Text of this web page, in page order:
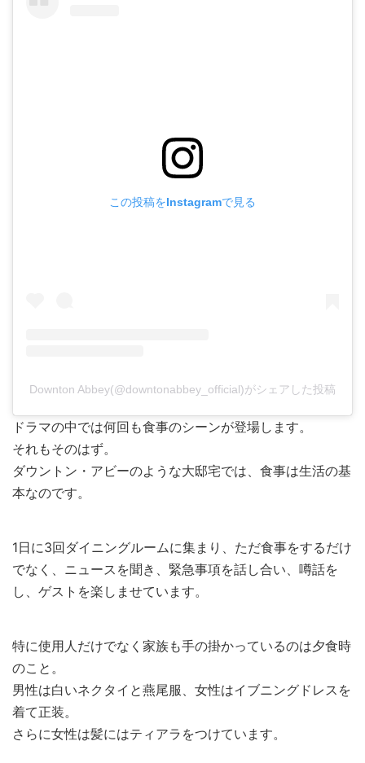
この投稿をInstagramで見る
Downton Abbey(@downtonabbey_official)がシェアした投稿
ドラマの中では何回も食事のシーンが登場します。
それもそのはず。
ダウントン・アビーのような大邸宅では、食事は生活の基
本なのです。
1日に3回ダイニングルームに集まり、ただ食事をするだけ
でなく、ニュースを聞き、緊急事項を話し合い、噂話を
し、ゲストを楽しませています。
特に使用人だけでなく家族も手の掛かっているのは夕食時
のこと。
男性は白いネクタイと燕尾服、女性はイブニングドレスを
着て正装。
さらに女性は髪にはティアラをつけています。